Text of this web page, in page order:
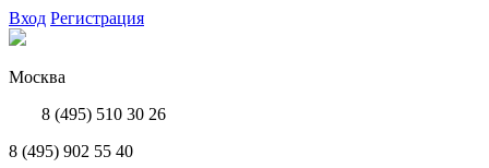
Вход Регистрация
Москва
8 (495) 510 30 26
8 (495) 902 55 40